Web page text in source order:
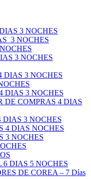
3 NOCHES
3 NOCHES
3 NOCHES
DIAS 3 NOCHES
DIAS 3 NOCHES
DE COMPRAS 4 DIAS
3 NOCHES
4 DIAS NOCHES
3 NOCHES
6 DIAS 5 NOCHES
DE COREA – 7 Días